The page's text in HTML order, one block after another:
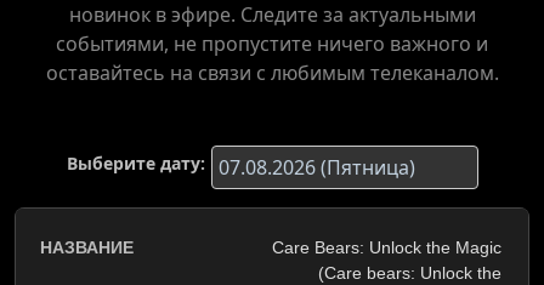
новинок в эфире. Следите за актуальными
событиями, не пропустите ничего важного и
оставайтесь на связи с любимым телеканалом.
Выберите дату:
Care Bears: Unlock the Magic
(Care bears: Unlock the